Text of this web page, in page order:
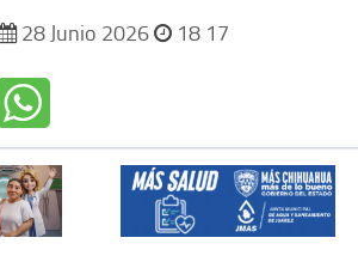
28 Junio 2026 18 17